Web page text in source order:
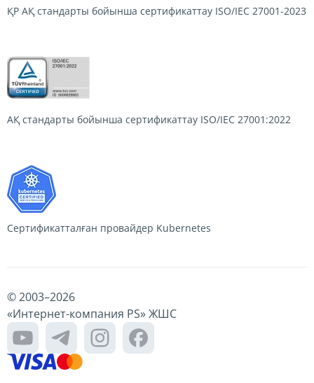
ҚР АҚ стандарты бойынша сертификаттау ISO/IEC 27001-2023
АҚ стандарты бойынша сертификаттау ISO/IEC 27001:2022
Сертификатталған провайдер Kubernetes
© 2003–2026
«Интернет-компания PS» ЖШС